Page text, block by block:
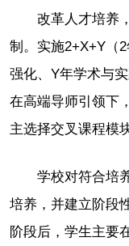
改革人才培养
制。实施2+X+Y（
强化、Y年学术与
在高端导师引领下
主选择交叉课程模
学校对符合培
培养，并建立阶段
阶段后，学生主要